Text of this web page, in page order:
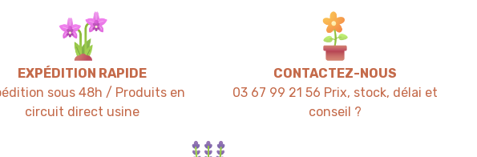
EXPÉDITION RAPIDE
sous 48h / Produits en
circuit direct usine
CONTACTEZ-NOUS
03 67 99 21 56 Prix, stock, délai et
conseil ?